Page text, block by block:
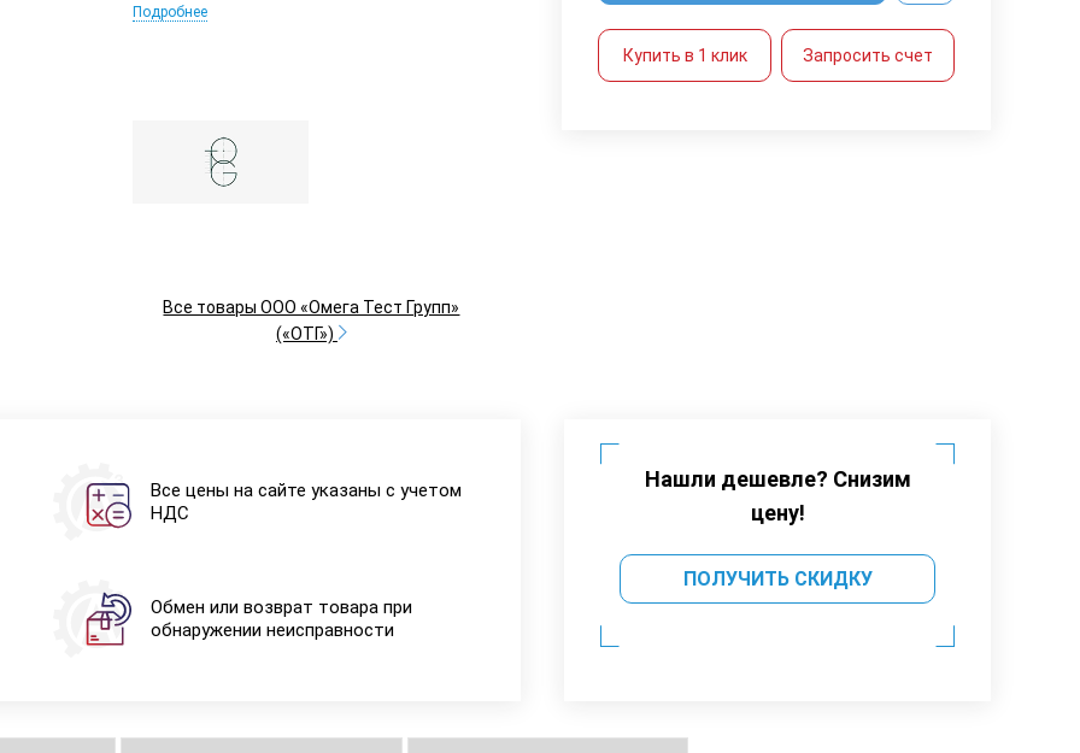
Подробнее
Все товары ООО «Омега Тест Групп»
(«ОТГ»)
Купить в 1 клик Запросить счет
Все цены на сайте указаны с учетом
НДС
Обмен или возврат товара при
обнаружении неисправности
Нашли дешевле? Снизим
цену!
ПОЛУЧИТЬ СКИДКУ